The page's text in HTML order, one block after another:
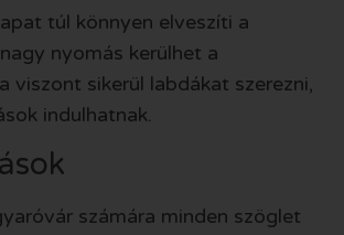
túl könnyen elveszíti a
nyomás kerülhet a
viszont sikerül labdákat szerezni,
indulhatnak.
számára minden szöglet